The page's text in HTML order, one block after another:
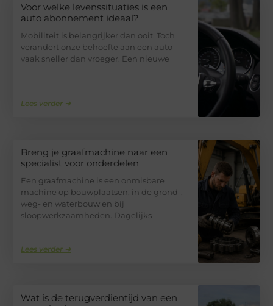
Voor welke levenssituaties is een
auto abonnement ideaal?
Mobiliteit is belangrijker dan ooit. Toch
verandert onze behoefte aan een auto
vaak sneller dan vroeger. Een nieuwe
Lees verder ➜
Breng je graafmachine naar een
specialist voor onderdelen
Een graafmachine is een onmisbare
machine op bouwplaatsen, in de grond-,
weg- en waterbouw en bij
sloopwerkzaamheden. Dagelijks
Lees verder ➜
Wat is de terugverdientijd van een